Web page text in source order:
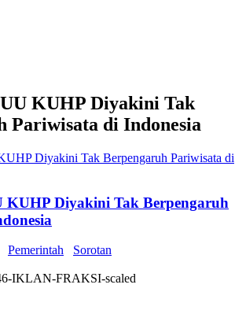
UU KUHP Diyakini Tak
Pariwisata di Indonesia
KUHP Diyakini Tak Berpengaruh
Pemerintah
Sorotan